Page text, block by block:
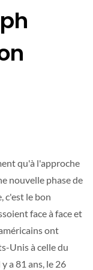
qu'à l'approche
nouvelle phase de
c'est le bon
face à face et
ont
Unis à celle du
a 81 ans, le 26